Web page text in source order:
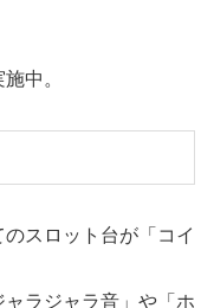
中。
のスロット台が「コイ
ラジャラ音」や「ホ